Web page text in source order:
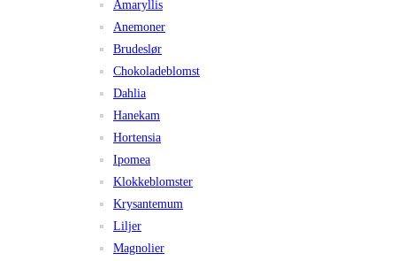
Amaryllis
Anemoner
Brudeslør
Chokoladeblomst
Dahlia
Hanekam
Hortensia
Ipomea
Klokkeblomster
Krysantemum
Liljer
Magnolier